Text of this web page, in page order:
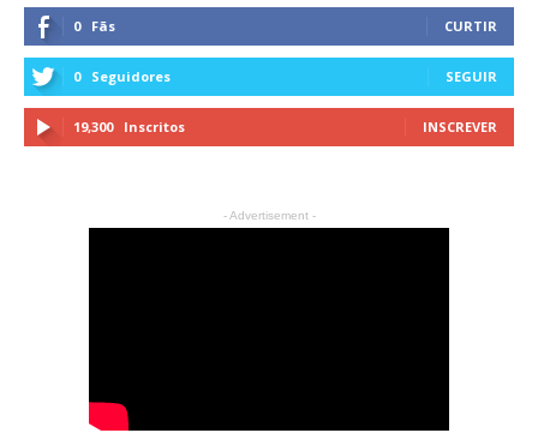
0 Fãs CURTIR
0 Seguidores SEGUIR
19,300 Inscritos INSCREVER
- Advertisement -